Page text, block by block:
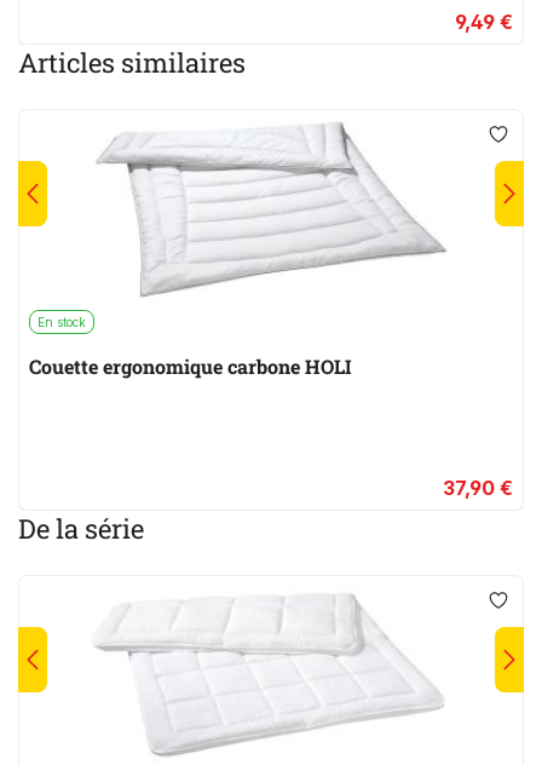
9,49 €
Articles similaires
En stock
Couette ergonomique carbone HOLI
37,90 €
De la série